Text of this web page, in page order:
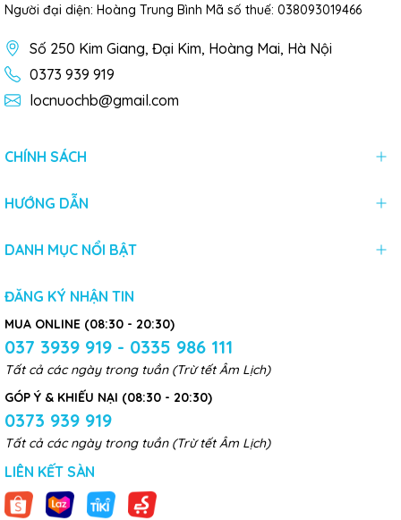
Người đại diện: Hoàng Trung Bình Mã số thuế: 038093019466
Số 250 Kim Giang, Đại Kim, Hoàng Mai, Hà Nội
0373 939 919
locnuochb@gmail.com
CHÍNH SÁCH
HƯỚNG DẪN
DANH MỤC NỔI BẬT
ĐĂNG KÝ NHẬN TIN
MUA ONLINE (08:30 - 20:30)
037 3939 919 - 0335 986 111
Tất cả các ngày trong tuần (Trừ tết Âm Lịch)
GÓP Ý & KHIẾU NẠI (08:30 - 20:30)
0373 939 919
Tất cả các ngày trong tuần (Trừ tết Âm Lịch)
LIÊN KẾT SÀN